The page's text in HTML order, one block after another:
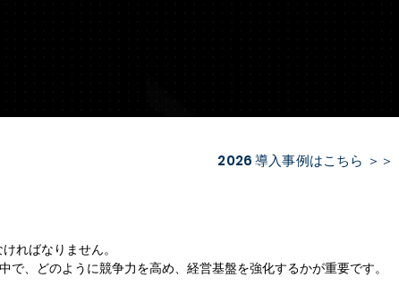
2026 導入事例はこちら ＞＞
ればなりません。
、どのように競争力を高め、経営基盤を強化するかが重要です。